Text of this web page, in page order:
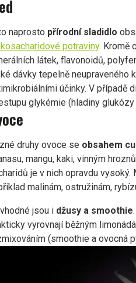
naprosto přírodní sladidlo
potraviny. Kromě
látek, flavonoidů,
dávky tepelně neupraveného
účinky. V případě
glykémie (hladiny glukózy
druhy ovoce se obsahem
mangu, kaki, vinným
je v nich opravdu
malinám, ostružinám,
jsou i džusy a smoothie
vyrovnají běžným
(smoothie a ovocná